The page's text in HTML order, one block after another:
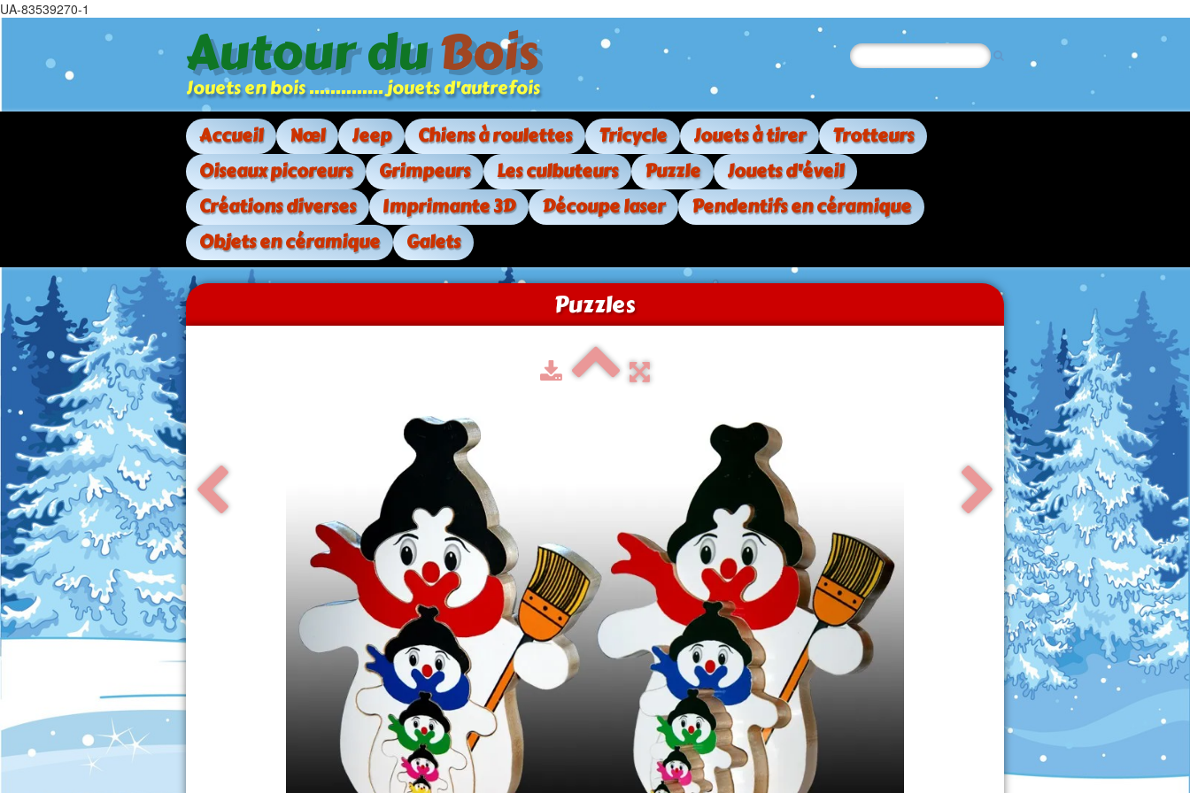
UA-83539270-1
Autour duBois
Jouets en bois .............. jouets d'autrefois
Accueil
Nœl Jeep Chiens à roulettes Tricycle Jouets à tirer
Trotteurs
Oiseaux picoreurs
Grimpeurs Les culbuteurs Puzzle
Jouets d'éveil
Créations diverses
Imprimante 3D Découpe laser
Pendentifs en céramique
Objets en céramique
Galets
Puzzles